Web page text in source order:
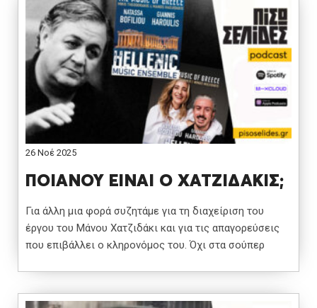
26 Νοέ 2025
ΠΟΙΑΝΟΥ ΕΙΝΑΙ Ο ΧΑΤΖΙΔΑΚΙΣ;
Για άλλη μια φορά συζητάμε για τη διαχείριση του
έργου του Μάνου Χατζιδάκι και για τις απαγορεύσεις
που επιβάλλει ο κληρονόμος του. Όχι στα σούπερ